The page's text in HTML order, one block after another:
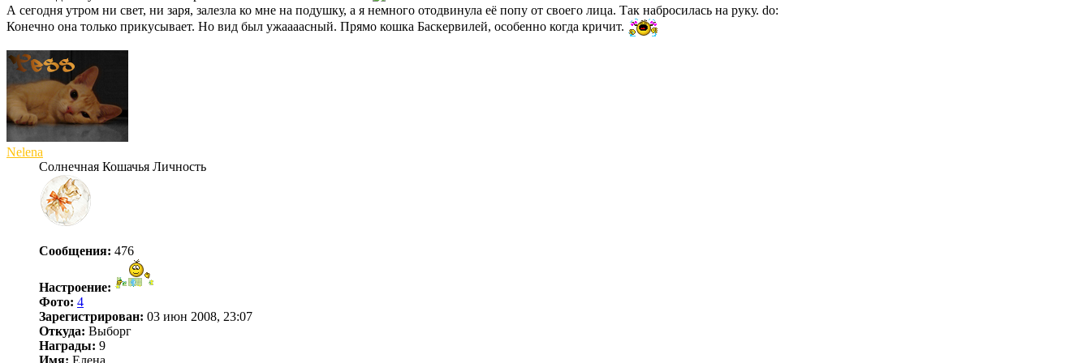
А сегодня утром ни свет, ни заря, залезла ко мне на подушку, а я немного отодвинула её попу от своего лица. Так набросилась на руку. do:
Конечно она только прикусывает. Но вид был ужаааасный. Прямо кошка Баскервилей, особенно когда кричит.
Nelena
Солнечная Кошачья Личность
Сообщения: 476
Настроение:
Фото: 4
Зарегистрирован: 03 июн 2008, 23:07
Откуда: Выборг
Награды: 9